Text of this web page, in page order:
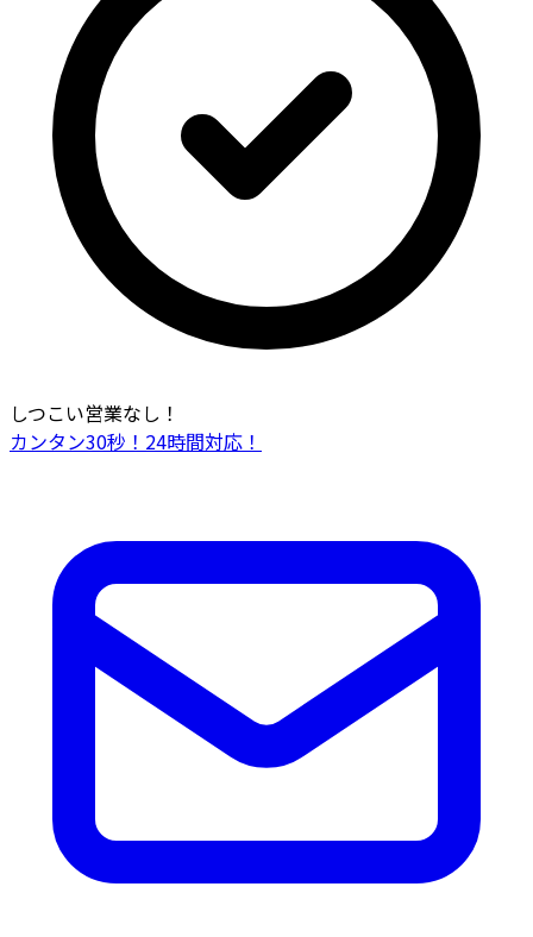
しつこい営業なし！
カンタン30秒！24時間対応！